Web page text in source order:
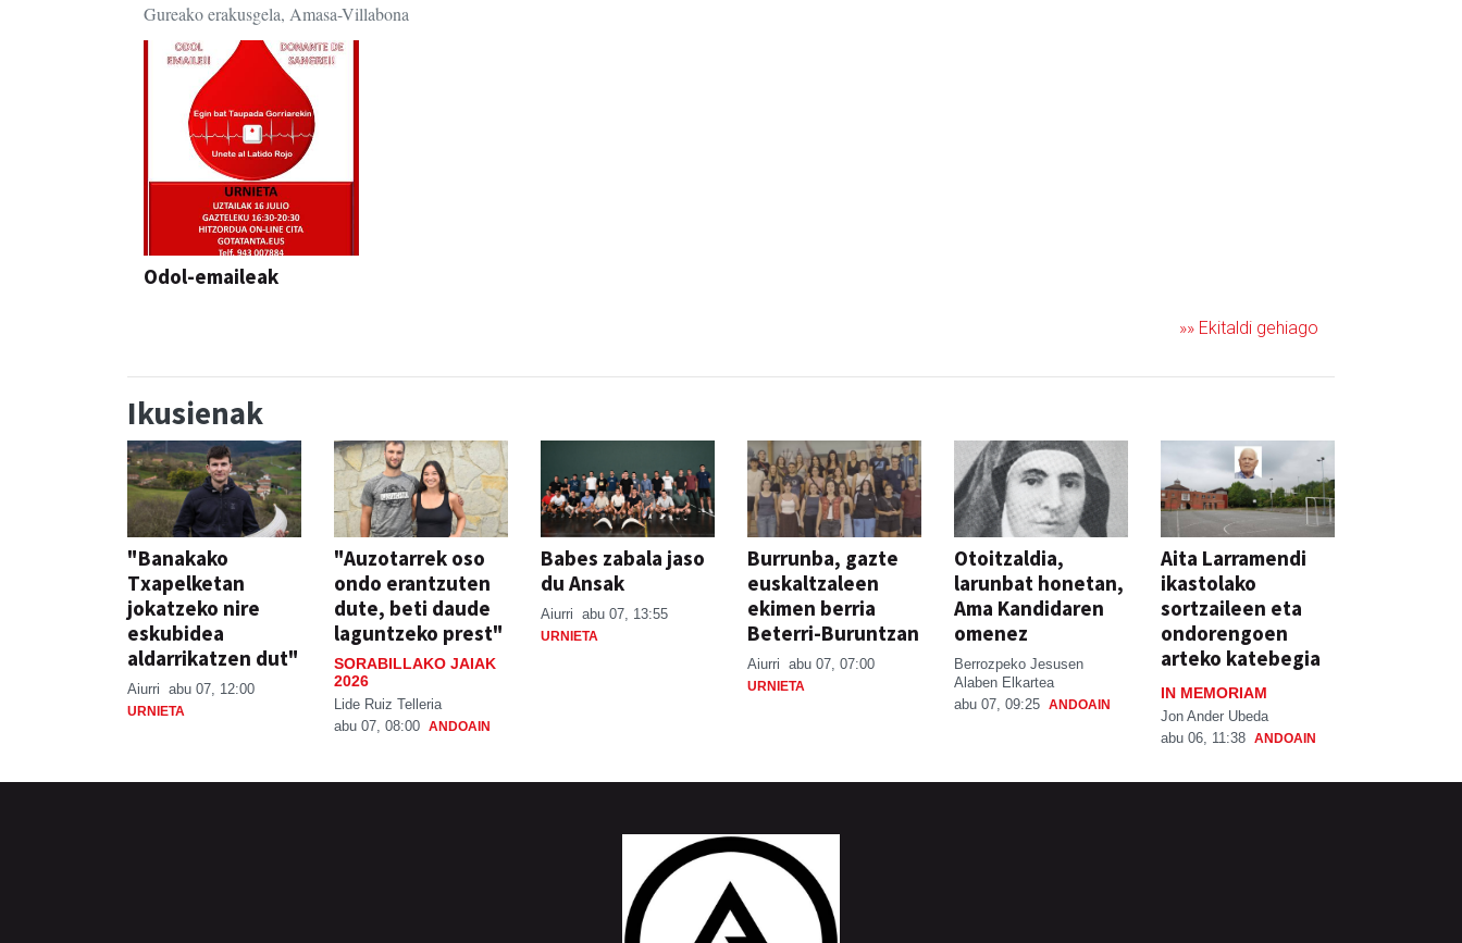
Gureako erakusgela, Amasa-Villabona
Odol-emaileak
»» Ekitaldi gehiago
Ikusienak
"Banakako
Txapelketan
jokatzeko nire
eskubidea
aldarrikatzen dut"
Aiurri abu 07, 12:00
URNIETA
"Auzotarrek oso
ondo erantzuten
dute, beti daude
laguntzeko prest"
SORABILLAKO JAIAK
2026
Lide Ruiz Telleria
abu 07, 08:00 ANDOAIN
Babes zabala jaso
du Ansak
Aiurri abu 07, 13:55
URNIETA
Burrunba, gazte
euskaltzaleen
ekimen berria
Beterri-Buruntzan
Aiurri abu 07, 07:00
URNIETA
Otoitzaldia,
larunbat honetan,
Ama Kandidaren
omenez
Berrozpeko Jesusen
Alaben Elkartea
abu 07, 09:25 ANDOAIN
Aita Larramendi
ikastolako
sortzaileen eta
ondorengoen
arteko katebegia
IN MEMORIAM
Jon Ander Ubeda
abu 06, 11:38 ANDOAIN